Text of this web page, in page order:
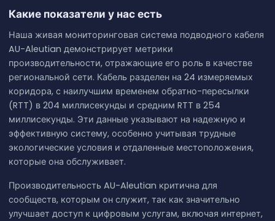
Какие показатели у нас есть
Наша живая мониторинговая система подводного кабеля
AU-Aleutian демонстрирует метрики
производительности, отражающие его роль в качестве
региональной сети. Кабель разделен на 24 измеряемых
коридора, с наилучшим временем обратно-пересылки
(RTT) в 204 миллисекунды и средним RTT в 254
миллисекунды. Эти данные указывают на надежную и
эффективную систему, особенно учитывая трудные
экологические условия и отдаленные местоположения,
которые она обслуживает.
Производительность AU-Aleutian критична для
сообществ, которым он служит, так как значительно
улучшает доступ к цифровым услугам, включая интернет,